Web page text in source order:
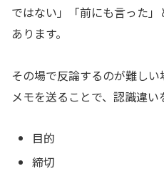
ではない」「前にも言った
あります。
その場で反論するのが難し
メモを送ることで、認識違い
目的
締切